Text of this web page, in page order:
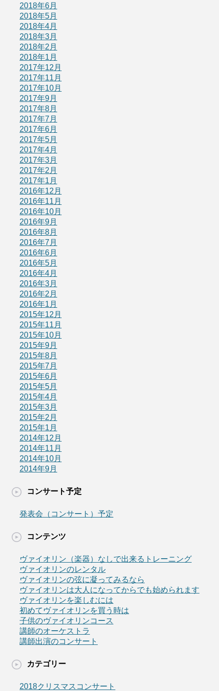
2018年6月
2018年5月
2018年4月
2018年3月
2018年2月
2018年1月
2017年12月
2017年11月
2017年10月
2017年9月
2017年8月
2017年7月
2017年6月
2017年5月
2017年4月
2017年3月
2017年2月
2017年1月
2016年12月
2016年11月
2016年10月
2016年9月
2016年8月
2016年7月
2016年6月
2016年5月
2016年4月
2016年3月
2016年2月
2016年1月
2015年12月
2015年11月
2015年10月
2015年9月
2015年8月
2015年7月
2015年6月
2015年5月
2015年4月
2015年3月
2015年2月
2015年1月
2014年12月
2014年11月
2014年10月
2014年9月
コンサート予定
発表会（コンサート）予定
コンテンツ
ヴァイオリン（楽器）なしで出来るトレーニング
ヴァイオリンのレンタル
ヴァイオリンの弦に凝ってみるなら
ヴァイオリンは大人になってからでも始められます
ヴァイオリンを楽しむには
初めてヴァイオリンを買う時は
子供のヴァイオリンコース
講師のオーケストラ
講師出演のコンサート
カテゴリー
2018クリスマスコンサート